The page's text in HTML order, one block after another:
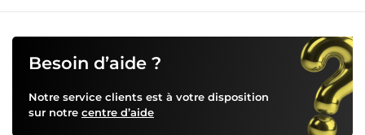
Besoin d’aide ?
Notre service clients est à votre disposition
sur notre centre d’aide